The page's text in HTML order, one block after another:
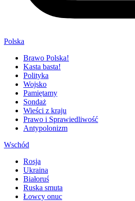
Polska
Brawo Polska!
Kasta basta!
Polityka
Wojsko
Pamiętamy
Sondaż
Wieści z kraju
Prawo i Sprawiedliwość
Antypolonizm
Wschód
Rosja
Ukraina
Białoruś
Ruska smuta
Łowcy onuc